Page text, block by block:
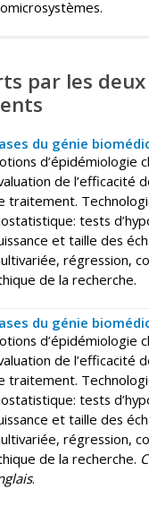
par les deux
du génie
d’épidémiologie
de l’efficacité
traitement.
tests
et taille des
régression,
de la recherche.
du génie
d’épidémiologie
de l’efficacité
traitement.
tests
et taille des
régression,
de la recherche.
.